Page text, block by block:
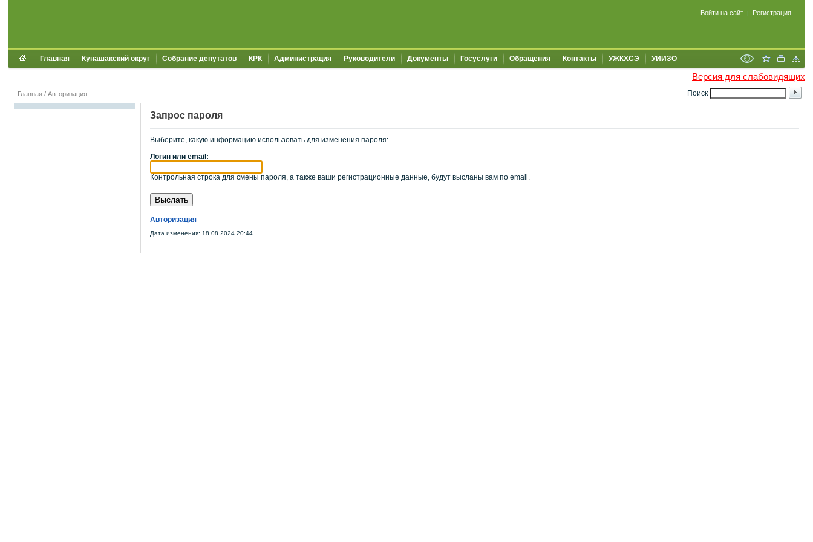
Войти на сайт | Регистрация
Главная Кунашакский округ Собрание депутатов КРК Администрация Руководители Документы Госуслуги Обращения Контакты УЖКХСЭ УИИЗО
Версия для слабовидящих
Поиск
Главная / Авторизация
Запрос пароля
Выберите, какую информацию использовать для изменения пароля:
Логин или email:
Контрольная строка для смены пароля, а также ваши регистрационные данные, будут высланы вам по email.
Авторизация
Дата изменения: 18.08.2024 20:44